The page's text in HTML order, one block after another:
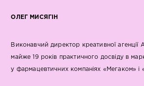
ОЛЕГ МИСЯГІН
Виконавчий директор креативної агенції
майже 19 років практичного досвіду в
у фармацевтичних компаніях «Мегаком» і